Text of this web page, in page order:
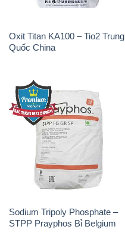
Oxit Titan KA100 – Tio2 Trung
Quốc China
Sodium Tripoly Phosphate –
STPP Prayphos Bỉ Belgium